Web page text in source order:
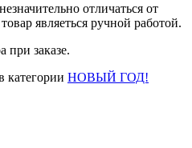
отличаться от
являеться ручной работой.
при заказе.
категории НОВЫЙ ГОД!